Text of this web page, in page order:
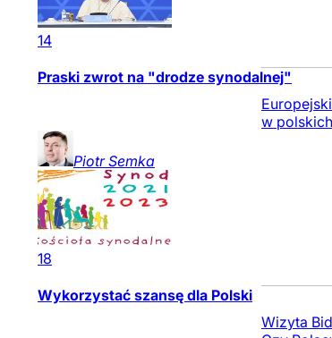
14
Praski zwrot na "drodze synodalnej"
w
Piotr Semka
18
Wykorzystać szansę dla Polski
Wizyta